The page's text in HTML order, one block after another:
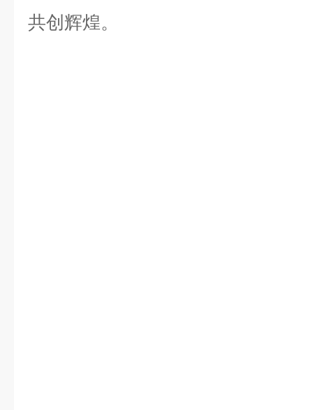
共创辉煌。